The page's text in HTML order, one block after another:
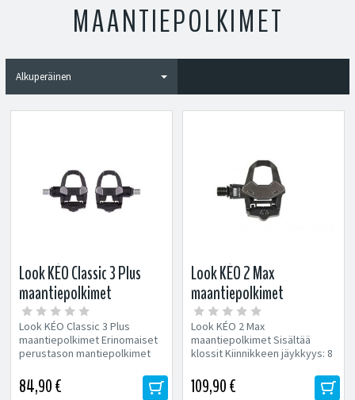
MAANTIEPOLKIMET
Look KÉO Classic 3 Plus
maantiepolkimet
Look KÉO Classic 3 Plus
maantiepolkimet Erinomaiset
perustason mantiepolkimet
84,90 €
Look KÉO 2 Max
maantiepolkimet
Look KÉO 2 Max
maantiepolkimet Sisältää
klossit Kiinnikkeen jäykkyys: 8
109,90 €